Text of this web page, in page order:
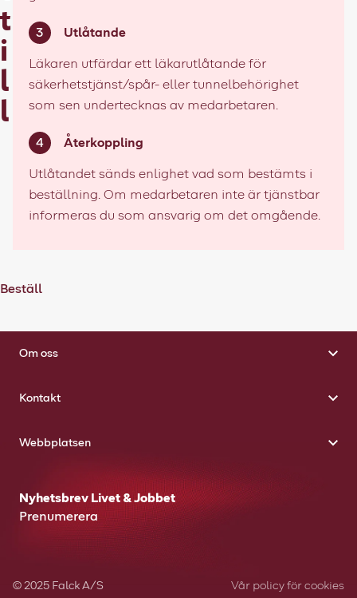
t
i
l
l
Utlåtande
Läkaren utfärdar ett läkarutlåtande för
säkerhetstjänst/spår- eller tunnelbehörighet
som sen undertecknas av medarbetaren.
Återkoppling
Utlåtandet sänds enlighet vad som bestämts i
beställning. Om medarbetaren inte är tjänstbar
informeras du som ansvarig om det omgående.
Beställ
Om oss
Kontakt
Webbplatsen
Nyhetsbrev Livet & Jobbet
Prenumerera
© 2025 Falck A/S Vår policy för cookies